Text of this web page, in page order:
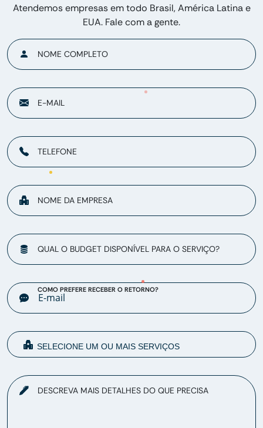
Atendemos empresas em todo Brasil, América Latina e
EUA. Fale com a gente.
NOME COMPLETO
E-MAIL
TELEFONE
NOME DA EMPRESA
QUAL O BUDGET DISPONÍVEL PARA O SERVIÇO?
COMO PREFERE RECEBER O RETORNO?
DESCREVA MAIS DETALHES DO QUE PRECISA